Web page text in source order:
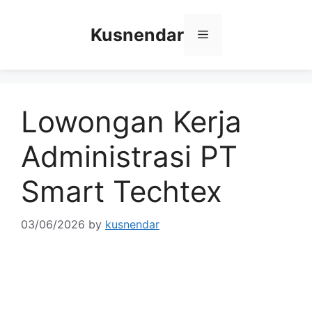
Kusnendar Menu
Lowongan Kerja
Administrasi PT
Smart Techtex
03/06/2026 by kusnendar